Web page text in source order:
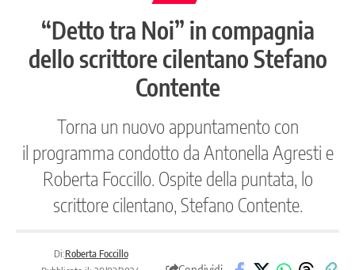
“Detto tra Noi” in compagnia
dello scrittore cilentano Stefano
Contente
Torna un nuovo appuntamento con
il programma condotto da Antonella Agresti e
Roberta Foccillo. Ospite della puntata, lo
scrittore cilentano, Stefano Contente.
Di:Roberta Foccillo